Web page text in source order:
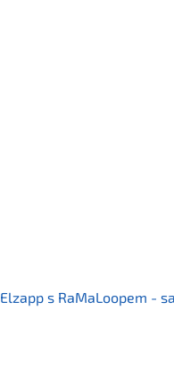
Elzapp s RaMaLoopem -